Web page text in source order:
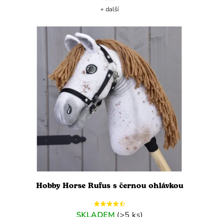
+ další
Hobby Horse Rufus s černou ohlávkou